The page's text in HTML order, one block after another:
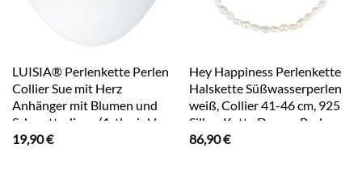
LUISIA® Perlenkette Perlen
Collier Sue mit Herz
Anhänger mit Blumen und
Schmetterlinge (1-tlg., inkl.
Schmuckbox)
19,90€
Hey Happiness Perlenkette
Halskette Süßwasserperlen
weiß, Collier 41-46 cm, 925
Silber Kette Damen Perle,
18K Gold, Brautschmuck
86,90€